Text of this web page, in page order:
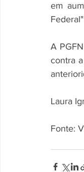
em
A
contra
Laura
Fonte: